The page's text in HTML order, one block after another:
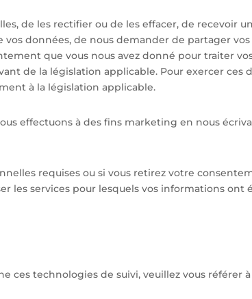
de les rectifier ou de les effacer, de recevoir
données, de nous demander de partager vos
que vous nous avez donné pour traiter
de la législation applicable. Pour exercer ces
à la législation applicable.
effectuons à des fins marketing en nous
requises ou si vous retirez votre
les services pour lesquels vos informations ont
ces technologies de suivi, veuillez vous référer à